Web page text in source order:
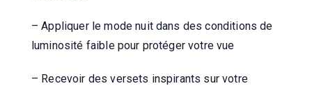
– Appliquer le mode nuit dans des conditions de
luminosité faible pour protéger votre vue
– Recevoir des versets inspirants sur votre